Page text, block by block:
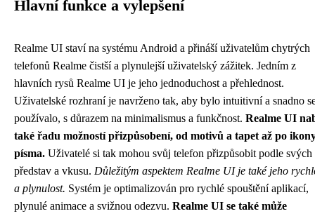
Hlavní funkce a vylepšení
Realme UI staví na systému Android a přináší uživatelům chytrých
telefonů Realme čistší a plynulejší uživatelský zážitek. Jedním z
hlavních rysů Realme UI je jeho jednoduchost a přehlednost.
Uživatelské rozhraní je navrženo tak, aby bylo intuitivní a snadno
používalo, s důrazem na minimalismus a funkčnost. Realme UI
také řadu možností přizpůsobení, od motivů a tapet až po
písma. Uživatelé si tak mohou svůj telefon přizpůsobit podle svých
představ a vkusu. Důležitým aspektem Realme UI je také jeho
a plynulost. Systém je optimalizován pro rychlé spouštění aplikací,
plynulé animace a svižnou odezvu. Realme UI se také může